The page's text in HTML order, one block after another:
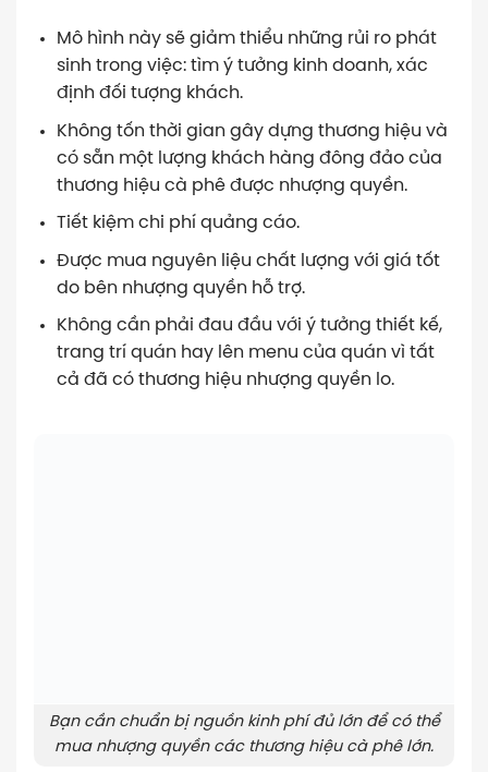
Mô hình này sẽ giảm thiểu những rủi ro phát
sinh trong việc: tìm ý tưởng kinh doanh, xác
định đối tượng khách.
Không tốn thời gian gây dựng thương hiệu và
có sẵn một lượng khách hàng đông đảo của
thương hiệu cà phê được nhượng quyền.
Tiết kiệm chi phí quảng cáo.
Được mua nguyên liệu chất lượng với giá tốt
do bên nhượng quyền hỗ trợ.
Không cần phải đau đầu với ý tưởng thiết kế,
trang trí quán hay lên menu của quán vì tất
cả đã có thương hiệu nhượng quyền lo.
Bạn cần chuẩn bị nguồn kinh phí đủ lớn để có thể
mua nhượng quyền các thương hiệu cà phê lớn.